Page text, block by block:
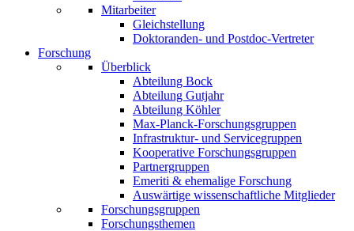
Mitarbeiter
Gleichstellung
Doktoranden- und Postdoc-Vertreter
Forschung
Überblick
Abteilung Bock
Abteilung Gutjahr
Abteilung Köhler
Max-Planck-Forschungsgruppen
Infrastruktur- und Servicegruppen
Kooperative Forschungsgruppen
Partnergruppen
Emeriti & ehemalige Forschung
Auswärtige wissenschaftliche Mitglieder
Forschungsgruppen
Forschungsthemen